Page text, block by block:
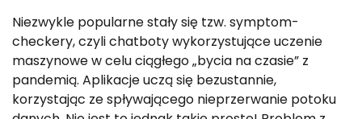
Niezwykle popularne stały się tzw. symptom-
checkery, czyli chatboty wykorzystujące uczenie
maszynowe w celu ciągłego „bycia na czasie” z
pandemią. Aplikacje uczą się bezustannie,
korzystając ze spływającego nieprzerwanie potoku